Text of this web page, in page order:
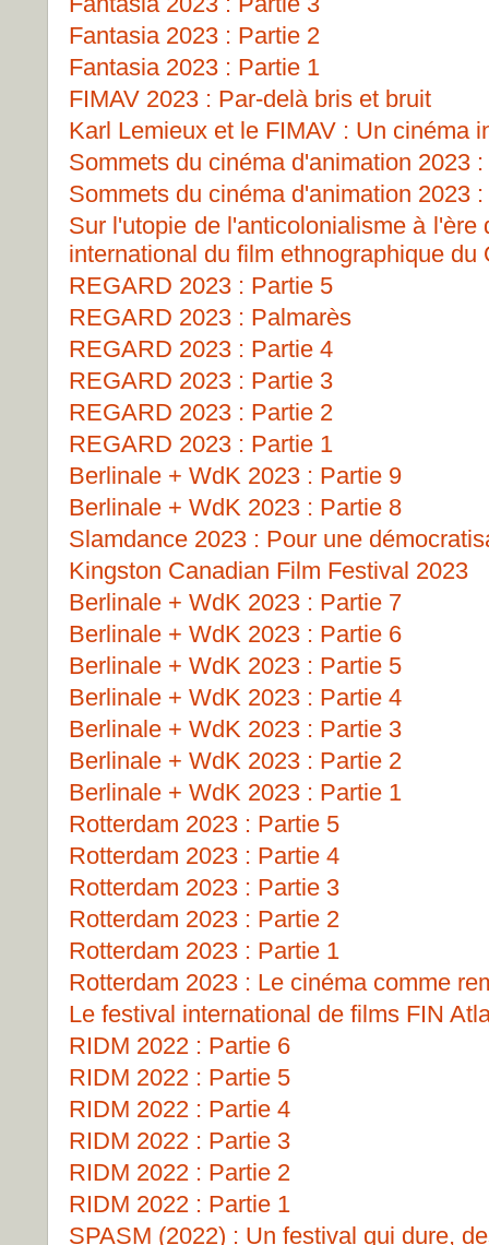
Fantasia 2023 : Partie 2
Fantasia 2023 : Partie 1
FIMAV 2023 : Par-delà bris et bruit
Karl Lemieux et le FIMAV : Un cinéma
Sommets du cinéma d'animation 2023
Sommets du cinéma d'animation 2023
Sur l'utopie de l'anticolonialisme à
international du film ethnographique du
REGARD 2023 : Partie 5
REGARD 2023 : Palmarès
REGARD 2023 : Partie 4
REGARD 2023 : Partie 3
REGARD 2023 : Partie 2
REGARD 2023 : Partie 1
Berlinale + WdK 2023 : Partie 9
Berlinale + WdK 2023 : Partie 8
Slamdance 2023 : Pour une
Kingston Canadian Film Festival 2023
Berlinale + WdK 2023 : Partie 7
Berlinale + WdK 2023 : Partie 6
Berlinale + WdK 2023 : Partie 5
Berlinale + WdK 2023 : Partie 4
Berlinale + WdK 2023 : Partie 3
Berlinale + WdK 2023 : Partie 2
Berlinale + WdK 2023 : Partie 1
Rotterdam 2023 : Partie 5
Rotterdam 2023 : Partie 4
Rotterdam 2023 : Partie 3
Rotterdam 2023 : Partie 2
Rotterdam 2023 : Partie 1
Rotterdam 2023 : Le cinéma comme
Le festival international de films FIN
RIDM 2022 : Partie 6
RIDM 2022 : Partie 5
RIDM 2022 : Partie 4
RIDM 2022 : Partie 3
RIDM 2022 : Partie 2
RIDM 2022 : Partie 1
SPASM (2022) : Un festival qui dure,